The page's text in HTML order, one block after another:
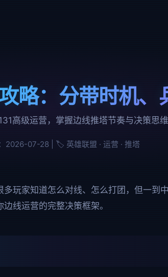
略：分带时机、
高级运营，掌握边线推塔节奏与决策思维
2026-07-28 | 🏷️ 英雄联盟 · 运营 · 推塔
玩家知道怎么对线、怎么打团，但一到
线运营的完整决策框架。